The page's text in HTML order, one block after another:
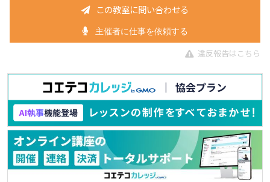
この教室に問い合わせる
主催者に仕事を依頼する
違反報告はこちら